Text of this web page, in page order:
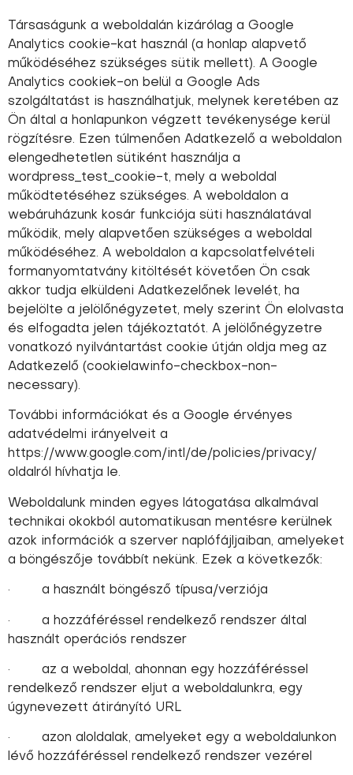
Társaságunk a weboldalán kizárólag a Google
Analytics cookie-kat használ (a honlap alapvető
működéséhez szükséges sütik mellett). A Google
Analytics cookiek-on belül a Google Ads
szolgáltatást is használhatjuk, melynek keretében az
Ön által a honlapunkon végzett tevékenysége kerül
rögzítésre. Ezen túlmenően Adatkezelő a weboldalon
elengedhetetlen sütiként használja a
wordpress_test_cookie-t, mely a weboldal
működtetéséhez szükséges. A weboldalon a
webáruházunk kosár funkciója süti használatával
működik, mely alapvetően szükséges a weboldal
működéséhez. A weboldalon a kapcsolatfelvételi
formanyomtatvány kitöltését követően Ön csak
akkor tudja elküldeni Adatkezelőnek levelét, ha
bejelölte a jelölőnégyzetet, mely szerint Ön elolvasta
és elfogadta jelen tájékoztatót. A jelölőnégyzetre
vonatkozó nyilvántartást cookie útján oldja meg az
Adatkezelő (cookielawinfo-checkbox-non-
necessary).
További információkat és a Google érvényes
adatvédelmi irányelveit a
https://www.google.com/intl/de/policies/privacy/
oldalról hívhatja le.
Weboldalunk minden egyes látogatása alkalmával
technikai okokból automatikusan mentésre kerülnek
azok információk a szerver naplófájljaiban, amelyeket
a böngészője továbbít nekünk. Ezek a következők:
· a használt böngésző típusa/verziója
· a hozzáféréssel rendelkező rendszer által
használt operációs rendszer
· az a weboldal, ahonnan egy hozzáféréssel
rendelkező rendszer eljut a weboldalunkra, egy
úgynevezett átirányító URL
· azon aloldalak, amelyeket egy a weboldalunkon
lévő hozzáféréssel rendelkező rendszer vezérel